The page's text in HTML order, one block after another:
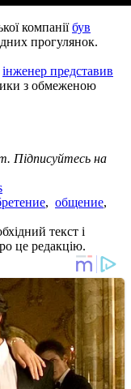
компаніїбув
прогулянок.
інженер представив
з обмеженою
Підписуйтесь на
, общение,
текст і
це редакцію.